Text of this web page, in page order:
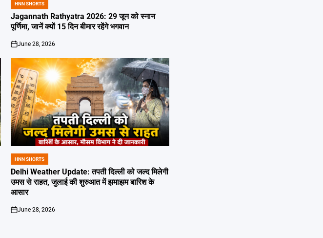
POSTED
IN
HNN SHORTS
Jagannath Rathyatra 2026: 29 जून को स्नान
पूर्णिमा, जानें क्यों 15 दिन बीमार रहेंगे भगवान
on
June 28, 2026
POSTED
IN
HNN SHORTS
Delhi Weather Update: तपती दिल्ली को जल्द मिलेगी
उमस से राहत, जुलाई की शुरुआत में झमाझम बारिश के
आसार
on
June 28, 2026